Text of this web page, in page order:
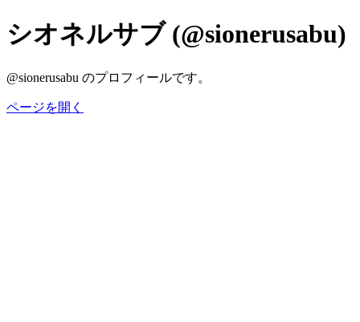
シオネルサブ (@sionerusabu)
@sionerusabu のプロフィールです。
ページを開く